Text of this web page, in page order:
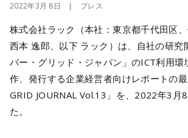
2022年3月 8日 | プレス
株式会社ラック（本社：東京都千代田区
西本 逸郎、以下 ラック）は、自社の研究
バー・グリッド・ジャパン」のICT利用環
作、発行する企業経営者向けレポートの
GRID JOURNAL Vol.13」を、2022年3月
た。